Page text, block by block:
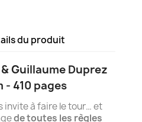
du produit
Guillaume Duprez
- 410 pages
invite à faire le tour… et
de toutes les règles